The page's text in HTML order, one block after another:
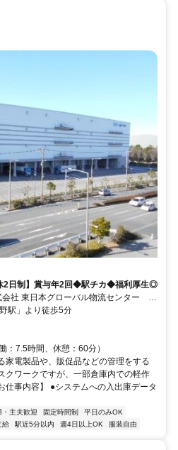
2日制】賞与年2回◆駅チカ◆福利厚生◎
会社 東日本グローバル物流センター 習
駅」より徒歩5分
：7.5時間、休憩：60分）
家電製品や、販促品などの管理をする
クワークですが、一部倉庫内での軽作
仕事内容】 ●システムへの入出庫データ
・主夫歓迎 固定時間制
平日のみOK
給 駅近5分以内 週4日以上OK 服装自由